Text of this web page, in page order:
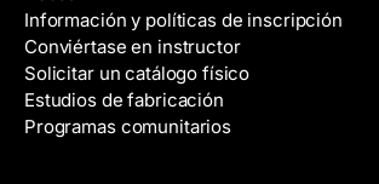
Información y políticas de inscripción
Conviértase en instructor
Solicitar un catálogo físico
Estudios de fabricación
Programas comunitarios